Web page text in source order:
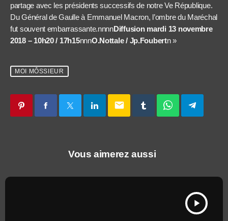
partage avec les présidents successifs de notre Ve République.
Du Général de Gaulle à Emmanuel Macron, l’ombre du Maréchal
fut souvent embarrassante.nnnnDiffusion mardi 13 novembre
2018 – 10h20 / 17h15nnnO.Nottale / Jp.Foubertn »
MOI MÔSSIEUR
email
Vous aimerez aussi
play_arrow